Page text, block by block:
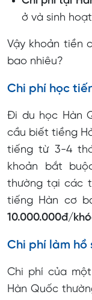
ở và sinh
Vậy khoản tiền
bao nhiêu?
Chi phí học
Đi du học Hàn
cầu biết tiềng
tiếng từ 3-4
khoản bắt
thường tại các
tiếng Hàn cơ
10.000.000đ/
Chi phí làm hồ
Chi phí của
Hàn Quốc